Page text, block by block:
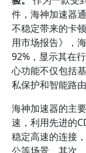
件，海神加速器
不稳定带来的卡
用市场报告》，
92%，显示其在
心功能不仅包括
私保护和智能路
海神加速器的主
速，利用先进的
稳定高速的连接